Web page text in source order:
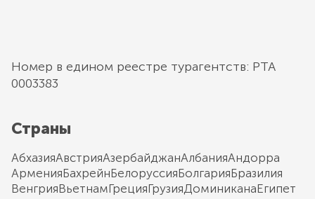
Номер в едином реестре турагентств: РТА
0003383
Страны
АбхазияАвстрияАзербайджанАлбанияАндорра
АрменияБахрейнБелоруссияБолгарияБразилия
ВенгрияВьетнамГрецияГрузияДоминиканаЕгипет